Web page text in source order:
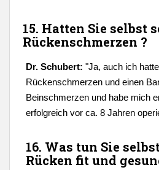
15. Hatten Sie selbst
Rückenschmerzen ?
Dr. Schubert: "Ja, auch ich
Rückenschmerzen und einen
Beinschmerzen und habe mich
erfolgreich vor ca. 8 Jahren
16. Was tun Sie
Rücken fit und